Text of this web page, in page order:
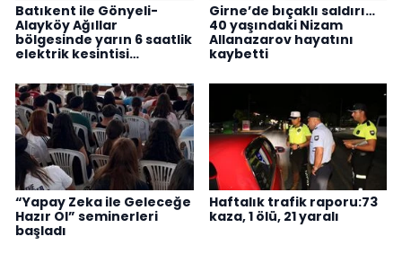
Batıkent ile Gönyeli-
Alayköy Ağıllar
bölgesinde yarın 6 saatlik
elektrik kesintisi…
Girne’de bıçaklı saldırı…
40 yaşındaki Nizam
Allanazarov hayatını
kaybetti
“Yapay Zeka ile Geleceğe
Hazır Ol” seminerleri
başladı
Haftalık trafik raporu:73
kaza, 1 ölü, 21 yaralı